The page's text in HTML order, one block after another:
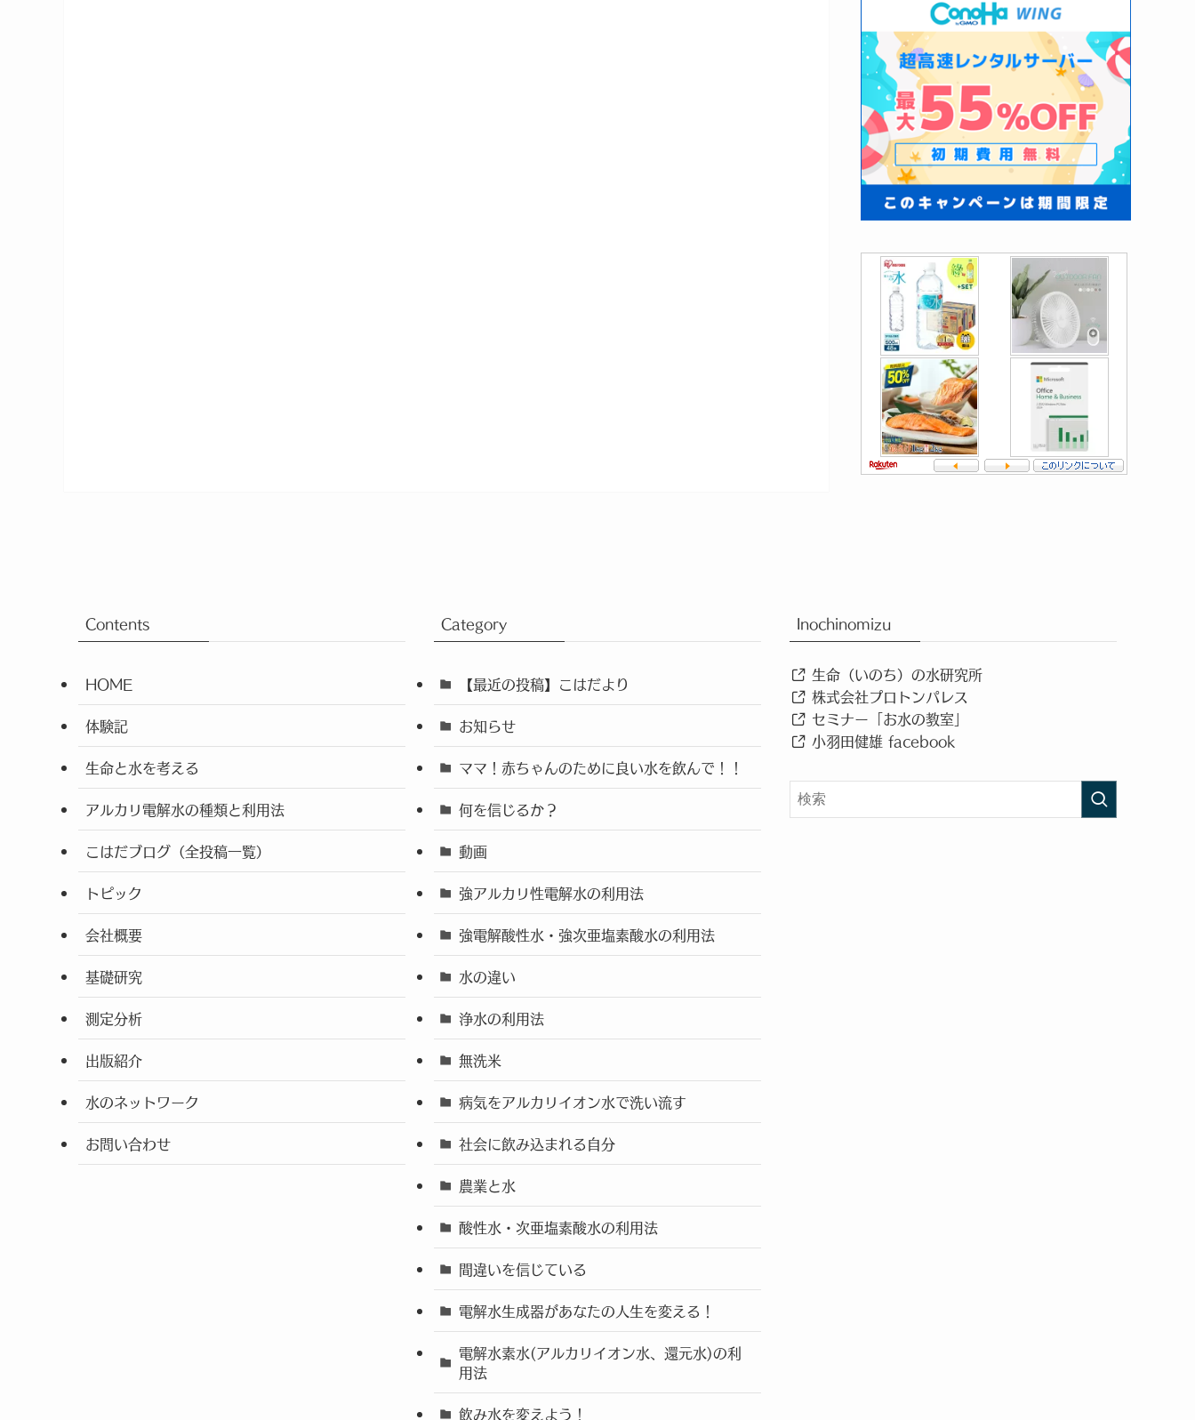
Contents
HOME
体験記
生命と水を考える
アルカリ電解水の種類と利用法
こはだブログ（全投稿一覧）
トピック
会社概要
基礎研究
測定分析
出版紹介
水のネットワーク
お問い合わせ
Category
【最近の投稿】こはだより
お知らせ
ママ！赤ちゃんのために良い水を飲んで！！
何を信じるか？
動画
強アルカリ性電解水の利用法
強電解酸性水・強次亜塩素酸水の利用法
水の違い
浄水の利用法
無洗米
病気をアルカリイオン水で洗い流す
社会に飲み込まれる自分
農業と水
酸性水・次亜塩素酸水の利用法
間違いを信じている
電解水生成器があなたの人生を変える！
電解水素水(アルカリイオン水、還元水)の利
用法
飲み水を変えよう！
Inochinomizu
生命（いのち）の水研究所
株式会社プロトンパレス
セミナー「お水の教室」
小羽田健雄 facebook